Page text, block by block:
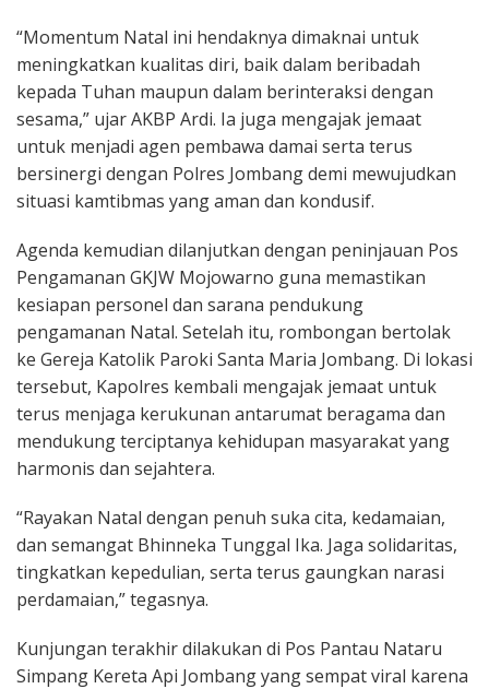
“Momentum Natal ini hendaknya dimaknai untuk
meningkatkan kualitas diri, baik dalam beribadah
kepada Tuhan maupun dalam berinteraksi dengan
sesama,” ujar AKBP Ardi. Ia juga mengajak jemaat
untuk menjadi agen pembawa damai serta terus
bersinergi dengan Polres Jombang demi mewujudkan
situasi kamtibmas yang aman dan kondusif.
Agenda kemudian dilanjutkan dengan peninjauan Pos
Pengamanan GKJW Mojowarno guna memastikan
kesiapan personel dan sarana pendukung
pengamanan Natal. Setelah itu, rombongan bertolak
ke Gereja Katolik Paroki Santa Maria Jombang. Di lokasi
tersebut, Kapolres kembali mengajak jemaat untuk
terus menjaga kerukunan antarumat beragama dan
mendukung terciptanya kehidupan masyarakat yang
harmonis dan sejahtera.
“Rayakan Natal dengan penuh suka cita, kedamaian,
dan semangat Bhinneka Tunggal Ika. Jaga solidaritas,
tingkatkan kepedulian, serta terus gaungkan narasi
perdamaian,” tegasnya.
Kunjungan terakhir dilakukan di Pos Pantau Nataru
Simpang Kereta Api Jombang yang sempat viral karena